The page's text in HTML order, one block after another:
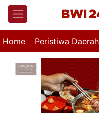
Home Peristiwa Daerah